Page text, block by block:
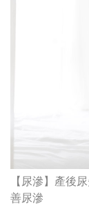
【尿滲】產後
善尿滲